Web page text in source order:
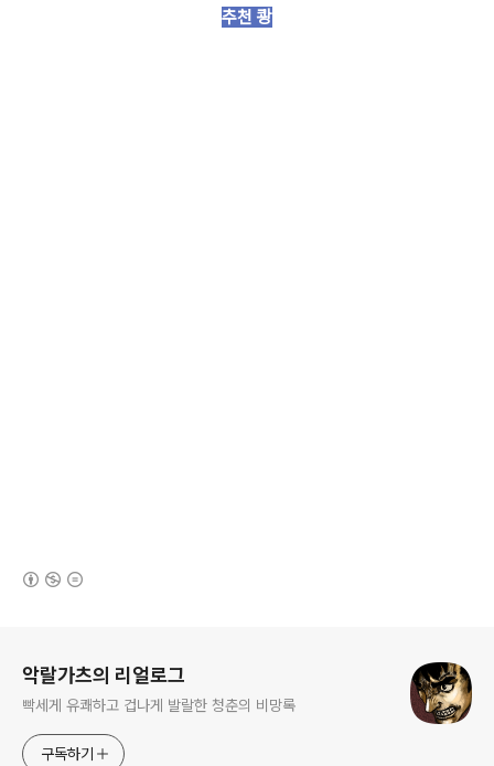
추천 쾅
악랄가츠의 리얼로그
빡세게 유쾌하고 겁나게 발랄한 청춘의 비망록
구독하기